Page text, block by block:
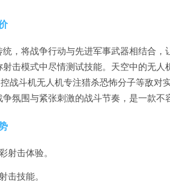
，将战争行动与先进军事武器相结合，
击模式中尽情测试技能。天空中的无人
战斗机无人机专注猎杀恐怖分子等敌对
氛围与紧张刺激的战斗节奏，是一款不
射击体验。
击技能。